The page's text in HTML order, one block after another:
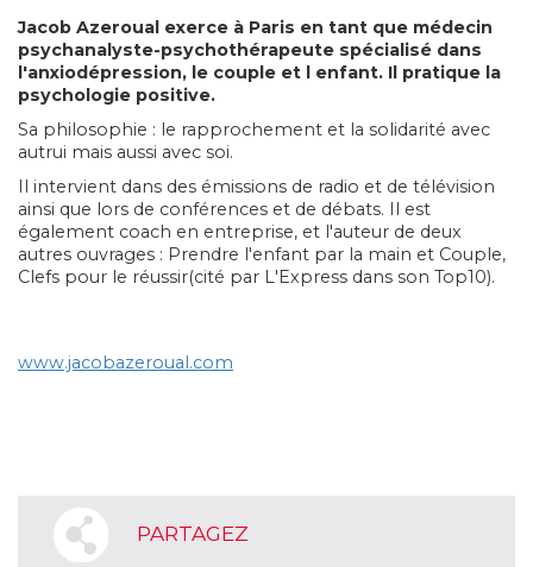
Jacob Azeroual exerce à Paris en tant que médecin
psychanalyste-psychothérapeute spécialisé dans
l'anxiodépression, le couple et l enfant. Il pratique la
psychologie positive.
Sa philosophie : le rapprochement et la solidarité avec
autrui mais aussi avec soi.
Il intervient dans des émissions de radio et de télévision
ainsi que lors de conférences et de débats. Il est
également coach en entreprise, et l'auteur de deux
autres ouvrages : Prendre l'enfant par la main et Couple,
Clefs pour le réussir(cité par L'Express dans son Top10).
www.jacobazeroual.com
PARTAGEZ